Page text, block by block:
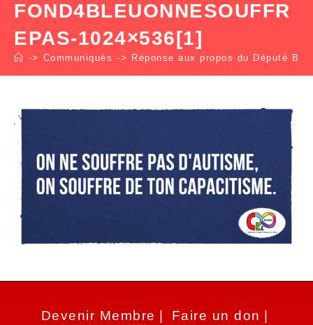
FOND4BLEUONNESOUFFR
EPAS-1024×536[1]
-> Communiqués -> Réponse aux propos du Député
Devenir Membre Faire un don